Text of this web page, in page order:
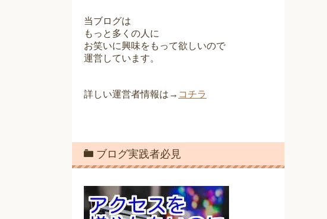
当ブログは
もっと多くの人に
お笑いに興味をもって欲しいので
運営しています。
詳しい運営者情報は→ コチラ
ブログ実践者必見